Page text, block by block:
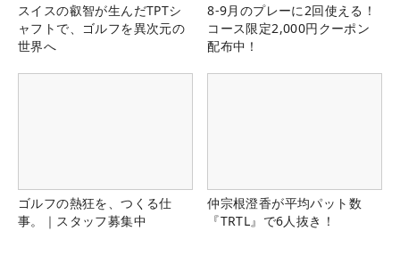
スイスの叡智が生んだTPTシ
ャフトで、ゴルフを異次元の
世界へ
8-9月のプレーに2回使える！
コース限定2,000円クーポン
配布中！
ゴルフの熱狂を、つくる仕
事。｜スタッフ募集中
仲宗根澄香が平均パット数
『TRTL』で6人抜き！